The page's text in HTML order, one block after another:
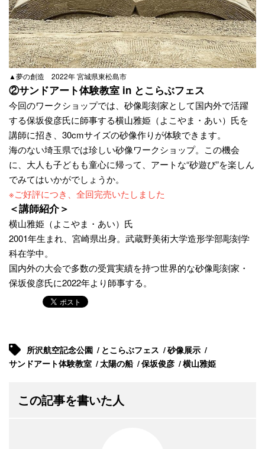
▲夢の創造 2022年 宮城県東松島市
②サンドアート体験教室 in とこらぶフェス
今回のワークショップでは、砂像彫刻家として国内外で活躍
する保坂俊彦氏に師事する横山雅姫（よこやま・あい）氏を
講師に招き、30cmサイズの砂像作りが体験できます。
海のない埼玉県では珍しい砂像ワークショップ。この機会
に、大人も子どもも童心に帰って、アートな“砂遊び”を楽しん
でみてはいかがでしょうか。
※ご好評につき、全回完売いたしました
＜講師紹介＞
横山雅姫（よこやま・あい）氏
2001年生まれ、宮崎県出身。武蔵野美術大学造形学部彫刻学
科在学中。
国内外の大会で多数の受賞実績を持つ世界的な砂像彫刻家・
保坂俊彦氏に2022年より師事する。
所沢航空記念公園 とこらぶフェス
砂像展示
サンドアート体験教室
太陽の船 保坂俊彦 横山雅姫
この記事を書いた人